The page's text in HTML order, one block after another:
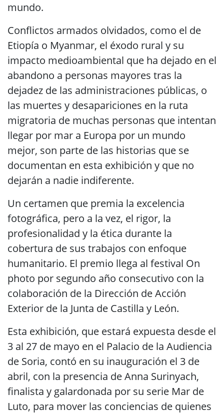
mundo.
Conflictos armados olvidados, como el de
Etiopía o Myanmar, el éxodo rural y su
impacto medioambiental que ha dejado en el
abandono a personas mayores tras la
dejadez de las administraciones públicas, o
las muertes y desapariciones en la ruta
migratoria de muchas personas que intentan
llegar por mar a Europa por un mundo
mejor, son parte de las historias que se
documentan en esta exhibición y que no
dejarán a nadie indiferente.
Un certamen que premia la excelencia
fotográfica, pero a la vez, el rigor, la
profesionalidad y la ética durante la
cobertura de sus trabajos con enfoque
humanitario. El premio llega al festival On
photo por segundo año consecutivo con la
colaboración de la Dirección de Acción
Exterior de la Junta de Castilla y León.
Esta exhibición, que estará expuesta desde el
3 al 27 de mayo en el Palacio de la Audiencia
de Soria, contó en su inauguración el 3 de
abril, con la presencia de Anna Surinyach,
finalista y galardonada por su serie Mar de
Luto, para mover las conciencias de quienes